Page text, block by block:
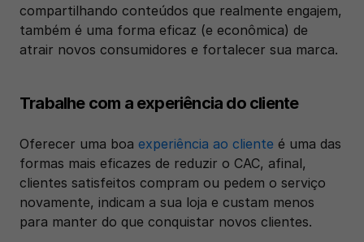
compartilhando conteúdos que realmente engajem,
também é uma forma eficaz (e econômica) de
atrair novos consumidores e fortalecer sua marca.
Trabalhe com a experiência do cliente
Oferecer uma boa experiência ao cliente é uma das
formas mais eficazes de reduzir o CAC, afinal,
clientes satisfeitos compram ou pedem o serviço
novamente, indicam a sua loja e custam menos
para manter do que conquistar novos clientes.